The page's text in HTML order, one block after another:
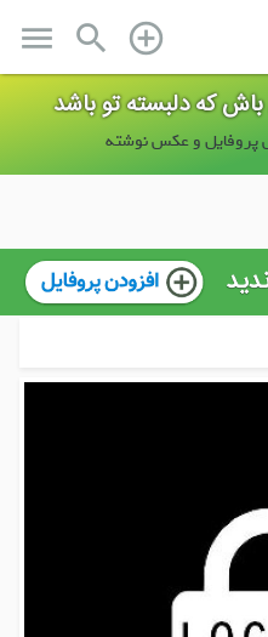
add_circle_outline
search
menu
که دلبسته تو باشد
پروفایل و عکس نوشته